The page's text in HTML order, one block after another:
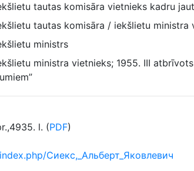
tautas komisāra vietnieks kadru
tautas komisāra / iekšlietu
ministrs
ministra vietnieks; 1955. III
l. (PDF)
Сиекс,_Альберт_Яковлевич